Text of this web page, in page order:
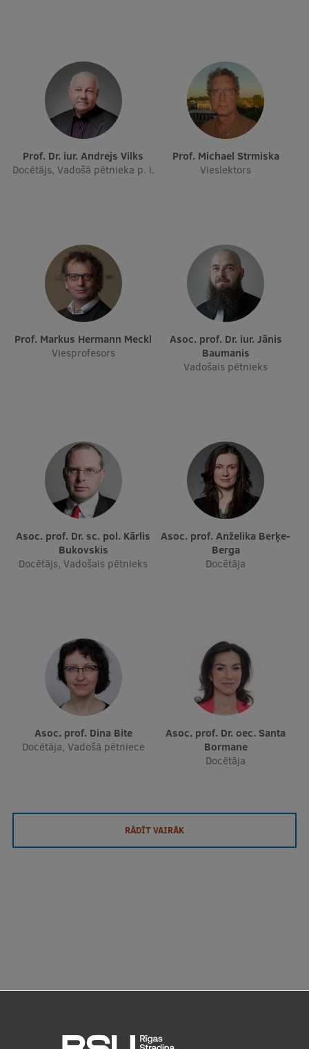
Prof. Dr. iur. Andrejs Vilks
Docētājs, Vadošā pētnieka p. i.
Prof. Michael Strmiska
Vieslektors
Prof. Markus Hermann Meckl
Viesprofesors
Asoc. prof. Dr. iur. Jānis
Baumanis
Vadošais pētnieks
Asoc. prof. Dr. sc. pol. Kārlis
Bukovskis
Docētājs, Vadošais pētnieks
Asoc. prof. Anželika Berķe-
Berga
Docētāja
Asoc. prof. Dina Bite
Docētāja, Vadošā pētniece
Asoc. prof. Dr. oec. Santa
Bormane
Docētāja
RĀDĪT VAIRĀK